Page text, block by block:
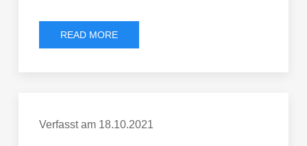
READ MORE
Verfasst am 18.10.2021